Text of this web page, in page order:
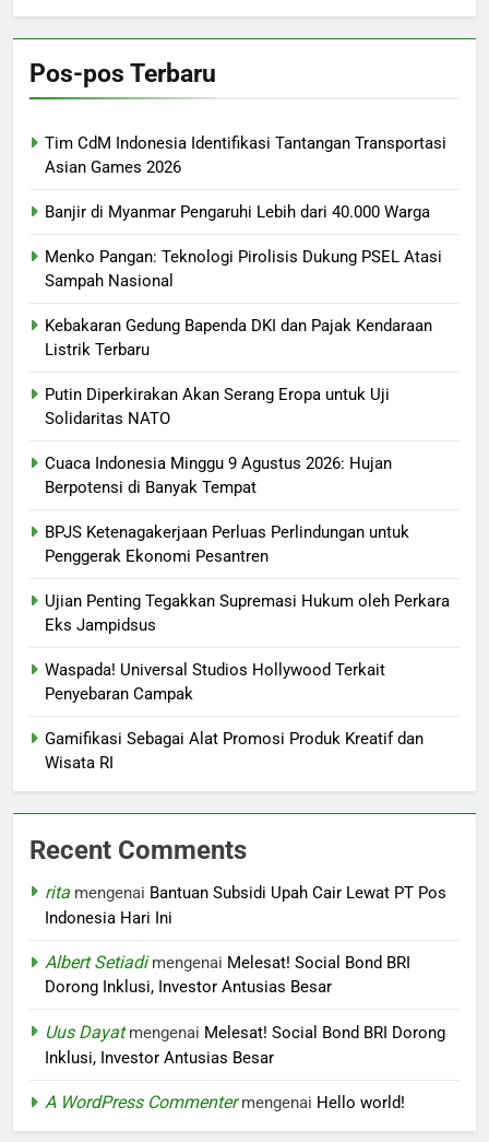
Pos-pos Terbaru
Tim CdM Indonesia Identifikasi Tantangan Transportasi
Asian Games 2026
Banjir di Myanmar Pengaruhi Lebih dari 40.000 Warga
Menko Pangan: Teknologi Pirolisis Dukung PSEL Atasi
Sampah Nasional
Kebakaran Gedung Bapenda DKI dan Pajak Kendaraan
Listrik Terbaru
Putin Diperkirakan Akan Serang Eropa untuk Uji
Solidaritas NATO
Cuaca Indonesia Minggu 9 Agustus 2026: Hujan
Berpotensi di Banyak Tempat
BPJS Ketenagakerjaan Perluas Perlindungan untuk
Penggerak Ekonomi Pesantren
Ujian Penting Tegakkan Supremasi Hukum oleh Perkara
Eks Jampidsus
Waspada! Universal Studios Hollywood Terkait
Penyebaran Campak
Gamifikasi Sebagai Alat Promosi Produk Kreatif dan
Wisata RI
Recent Comments
rita mengenai Bantuan Subsidi Upah Cair Lewat PT Pos
Indonesia Hari Ini
Albert Setiadimengenai Melesat! Social Bond BRI
Dorong Inklusi, Investor Antusias Besar
Uus Dayatmengenai Melesat! Social Bond BRI Dorong
Inklusi, Investor Antusias Besar
A WordPress Commentermengenai Hello world!